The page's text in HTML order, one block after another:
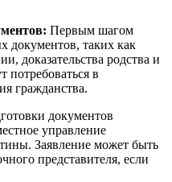
Первым шагом
документов, таких как
доказательства родства и
потребоваться в
гражданства.
документов
управление
Заявление может быть
представителя, если